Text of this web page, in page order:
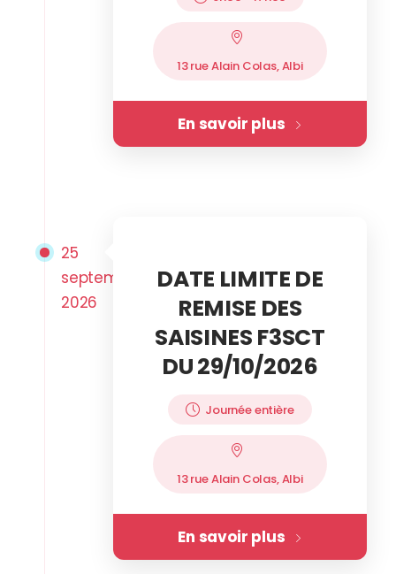
13 rue Alain Colas, Albi
En savoir plus
25
septembre
2026
DATE LIMITE DE
REMISE DES
SAISINES F3SCT
DU 29/10/2026
Journée entière
13 rue Alain Colas, Albi
En savoir plus